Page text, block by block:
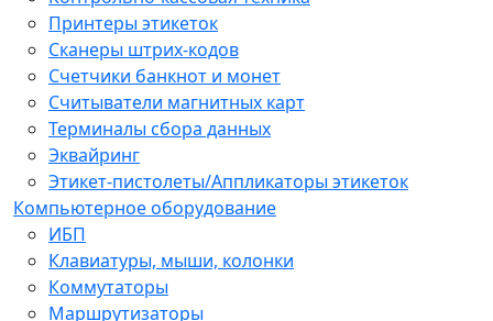
Принтеры этикеток
Сканеры штрих-кодов
Счетчики банкнот и монет
Считыватели магнитных карт
Терминалы сбора данных
Эквайринг
Этикет-пистолеты/Аппликаторы этикеток
Компьютерное оборудование
ИБП
Клавиатуры, мыши, колонки
Коммутаторы
Маршрутизаторы